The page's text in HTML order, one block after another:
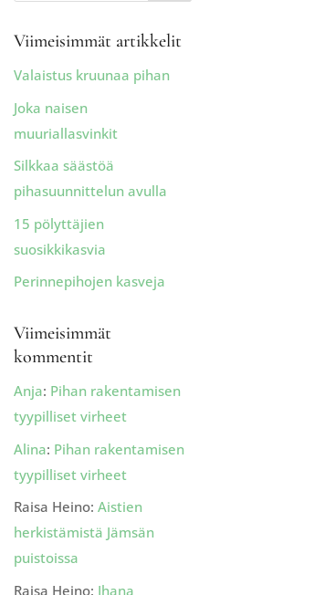
Viimeisimmät artikkelit
Valaistus kruunaa pihan
Joka naisen
muuriallasvinkit
Silkkaa säästöä
pihasuunnittelun avulla
15 pölyttäjien
suosikkikasvia
Perinnepihojen kasveja
Viimeisimmät
kommentit
Anja: Pihan rakentamisen
tyypilliset virheet
Alina: Pihan rakentamisen
tyypilliset virheet
Raisa Heino:Aistien
herkistämistä Jämsän
puistoissa
Raisa Heino: Ihana